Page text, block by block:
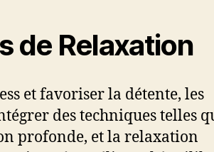
de Relaxation
et favoriser la détente, les
des techniques telles
profonde, et la relaxation